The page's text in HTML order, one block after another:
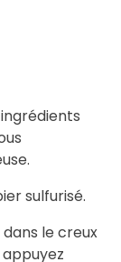
sulfurisé.
le creux